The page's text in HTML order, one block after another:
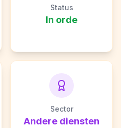
Status
In orde
Sector
Andere diensten